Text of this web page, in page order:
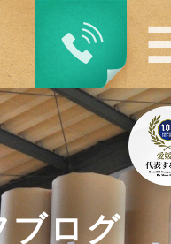
ブログ